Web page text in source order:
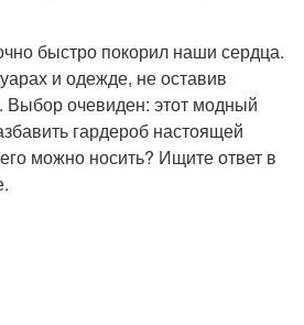
быстро покорил наши сердца.
и одежде, не оставив
Выбор очевиден: этот модный
гардероб настоящей
можно носить? Ищите ответ в